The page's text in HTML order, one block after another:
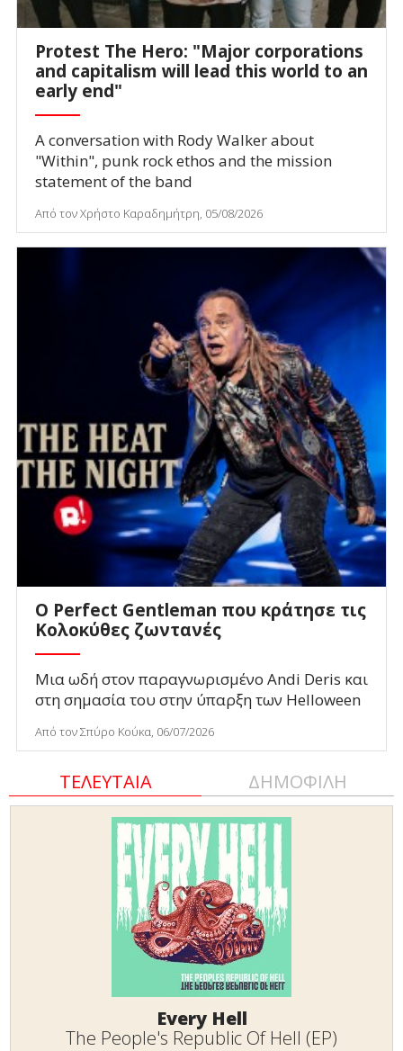
Protest The Hero: "Major corporations
and capitalism will lead this world to an
early end"
A conversation with Rody Walker about
"Within", punk rock ethos and the mission
statement of the band
Από τον Χρήστο Καραδημήτρη, 05/08/2026
Ο Perfect Gentleman που κράτησε τις
Κολοκύθες ζωντανές
Μια ωδή στον παραγνωρισμένο Andi Deris και
στη σημασία του στην ύπαρξη των Helloween
Από τον Σπύρο Κούκα, 06/07/2026
ΤΕΛΕΥΤΑΙΑ ΔΗΜΟΦΙΛΗ
Every Hell
The People's Republic Of Hell (EP)